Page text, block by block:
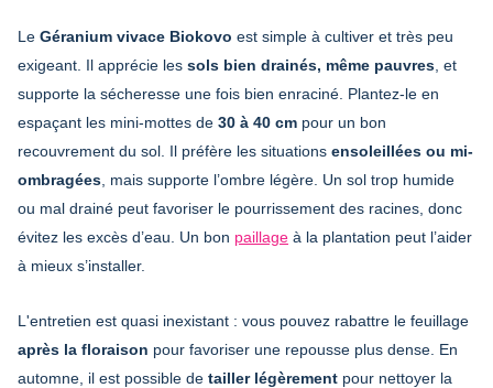
Le Géranium vivace Biokovo est simple à cultiver et très peu
exigeant. Il apprécie les sols bien drainés, même pauvres , et
supporte la sécheresse une fois bien enraciné. Plantez-le en
espaçant les mini-mottes de 30 à 40 cm pour un bon
recouvrement du sol. Il préfère les situations ensoleillées ou mi-
ombragées , mais supporte l’ombre légère. Un sol trop humide
ou mal drainé peut favoriser le pourrissement des racines, donc
évitez les excès d’eau. Un bon paillage à la plantation peut l’aider
à mieux s’installer.
L'entretien est quasi inexistant : vous pouvez rabattre le feuillage
après la floraison pour favoriser une repousse plus dense. En
automne, il est possible de tailler légèrement pour nettoyer la